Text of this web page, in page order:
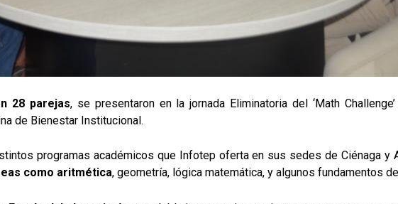
28 parejas, se presentaron en la jornada Eliminatoria del ‘Math
de Bienestar Institucional.
programas académicos que Infotep oferta en sus sedes de Ciénaga y
como aritmética, geometría, lógica matemática, y algunos fundamentos